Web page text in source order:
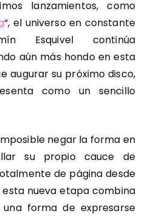
lanzamientos, como
“, el universo en constante
Esquivel continúa
aún más hondo en esta
augurar su próximo disco,
como un sencillo
negar la forma en
su propio cauce de
de página desde
esta nueva etapa combina
forma de expresarse